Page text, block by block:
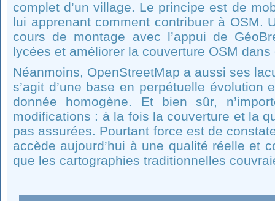
complet d’un village. Le principe est de
lui apprenant comment contribuer à OSM.
cours de montage avec l’appui de
lycées et améliorer la couverture OSM
Néanmoins, OpenStreetMap a aussi ses
s’agit d’une base en perpétuelle évolution
donnée homogène. Et bien sûr,
modifications : à la fois la couverture et la
pas assurées. Pourtant force est de
accède aujourd’hui à une qualité réelle et
que les cartographies traditionnelles